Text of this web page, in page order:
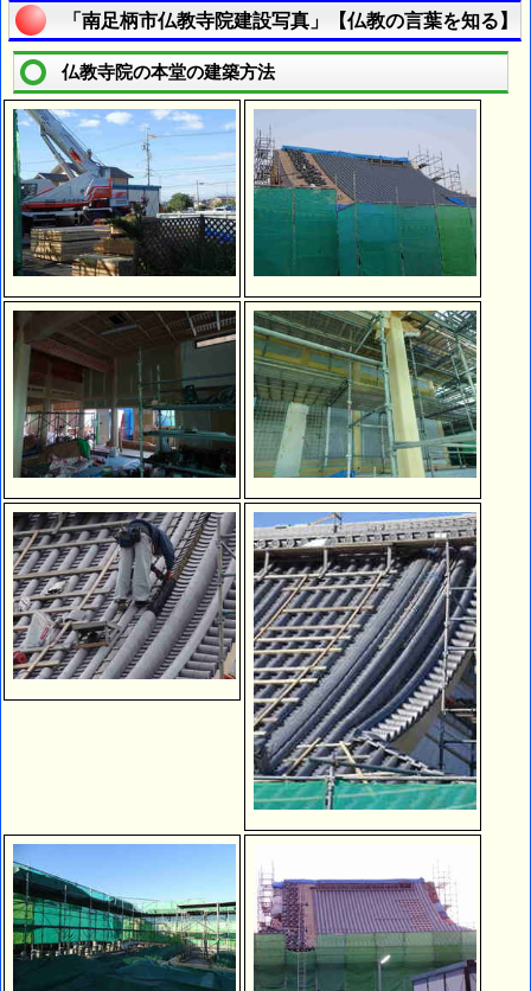
「南足柄市仏教寺院建設写真」【仏教の言葉を知る】
仏教寺院の本堂の建築方法